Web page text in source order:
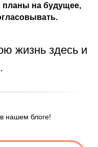
планы на будущее,
жизнь здесь и
нашем блоге!